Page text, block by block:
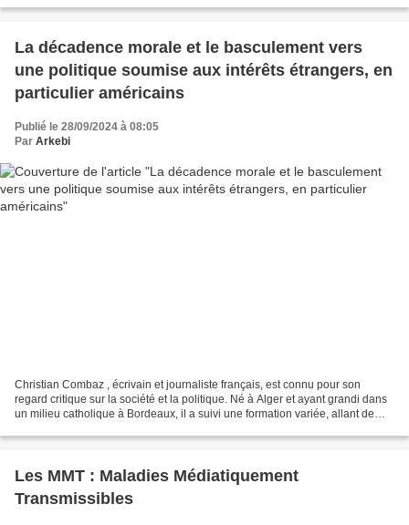
La décadence morale et le basculement vers
une politique soumise aux intérêts étrangers, en
particulier américains
Publié le 28/09/2024 à 08:05
Par Arkebi
Christian Combaz , écrivain et journaliste français, est connu pour son
regard critique sur la société et la politique. Né à Alger et ayant grandi dans
un milieu catholique à Bordeaux, il a suivi une formation variée, allant de
Les MMT : Maladies Médiatiquement
Transmissibles